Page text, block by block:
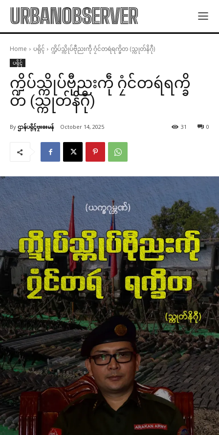
URBANOBSERVER
Home ပရိုၚ် က္ဍိပ်သ္ကိုပ်ဗီုညးကဵု ဂၠံင်တရဴရက္ခိတ (သ္ကုတ်နိဂီု)
ပရိုၚ်
က္ဍိပ်သ္ကိုပ်ဗီုညးကဵု ဂၠံင်တရဴရက္ခိ
တ (သ္ကုတ်နိဂီု)
By ဌာန်ပရိုၚ်ဗၠးၜးမန် October 14, 2025 0
31